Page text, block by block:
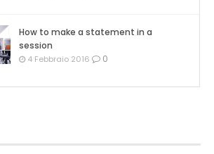
How to make a statement in a
session
4 Febbraio 2016 0